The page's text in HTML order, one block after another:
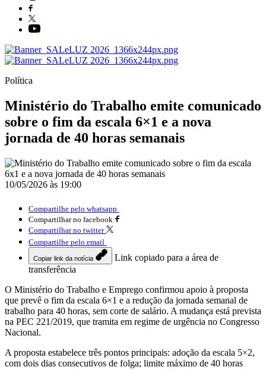
Política
Ministério do Trabalho emite comunicado
sobre o fim da escala 6×1 e a nova
jornada de 40 horas semanais
10/05/2026 às 19:00
Compartilhe pelo whatsapp
Compartilhar no facebook
Compartilhar no twitter
Compartilhe pelo email
Copiar link da notícia
Link copiado para a área de
transferência
O Ministério do Trabalho e Emprego confirmou apoio à proposta
que prevê o fim da escala 6×1 e a redução da jornada semanal de
trabalho para 40 horas, sem corte de salário. A mudança está prevista
na PEC 221/2019, que tramita em regime de urgência no Congresso
Nacional.
A proposta estabelece três pontos principais: adoção da escala 5×2,
com dois dias consecutivos de folga; limite máximo de 40 horas